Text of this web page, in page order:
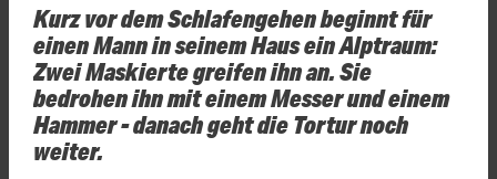
Kurz vor dem Schlafengehen beginnt für
einen Mann in seinem Haus ein Alptraum:
Zwei Maskierte greifen ihn an. Sie
bedrohen ihn mit einem Messer und einem
Hammer - danach geht die Tortur noch
weiter.